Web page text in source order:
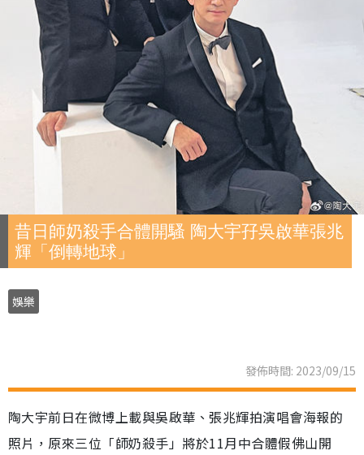
昔日師奶殺手合體開騷 陶大宇孖吳啟華張兆
輝「倒轉地球」
娛樂
發佈時間: 2023/09/15
陶大宇前日在微博上載與吳啟華、張兆輝拍演唱會海報的
照片，原來三位「師奶殺手」將於11月中合體假佛山開